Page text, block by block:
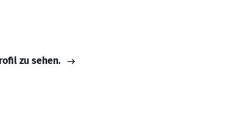
zu sehen.